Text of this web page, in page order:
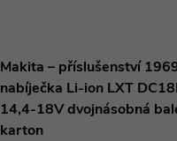
Makita – příslušenství
nabíječka Li-ion LXT
14,4-18V dvojnásobná
karton